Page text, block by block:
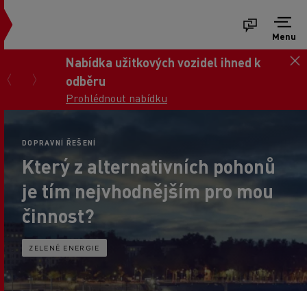
Menu
Nabídka užitkových vozidel ihned k
odběru
Prohlédnout nabídku
DOPRAVNÍ ŘEŠENÍ
Který z alternativních pohonů
je tím nejvhodnějším pro mou
činnost?
ZELENÉ ENERGIE